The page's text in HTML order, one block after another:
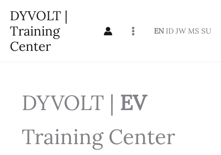
content
DYVOLT |
Training
Center
EN ID JW MS SU
DYVOLT | EV
Training Center